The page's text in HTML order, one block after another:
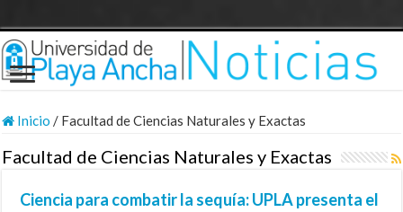
Inicio / Facultad de Ciencias Naturales y Exactas
Facultad de Ciencias Naturales y Exactas
Ciencia para combatir la sequía: UPLA presenta el